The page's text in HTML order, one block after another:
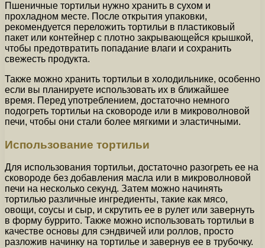
Пшеничные тортильи нужно хранить в сухом и
прохладном месте. После открытия упаковки,
рекомендуется переложить тортильи в пластиковый
пакет или контейнер с плотно закрывающейся крышкой,
чтобы предотвратить попадание влаги и сохранить
свежесть продукта.
Также можно хранить тортильи в холодильнике, особенно
если вы планируете использовать их в ближайшее
время. Перед употреблением, достаточно немного
подогреть тортильи на сковороде или в микроволновой
печи, чтобы они стали более мягкими и эластичными.
Использование тортильи
Для использования тортильи, достаточно разогреть ее на
сковороде без добавления масла или в микроволновой
печи на несколько секунд. Затем можно начинять
тортилью различные ингредиенты, такие как мясо,
овощи, соусы и сыр, и скрутить ее в рулет или завернуть
в форму буррито. Также можно использовать тортильи в
качестве основы для сэндвичей или роллов, просто
разложив начинку на тортилье и завернув ее в трубочку.